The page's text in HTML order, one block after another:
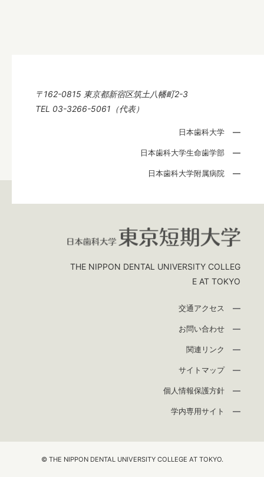
〒162-0815 東京都新宿区筑土八幡町2-3
TEL 03-3266-5061（代表）
日本歯科大学
日本歯科大学生命歯学部
日本歯科大学附属病院
THE NIPPON DENTAL UNIVERSITY COLLEG
E AT TOKYO
交通アクセス
お問い合わせ
関連リンク
サイトマップ
個人情報保護方針
学内専用サイト
© THE NIPPON DENTAL UNIVERSITY COLLEGE AT TOKYO.